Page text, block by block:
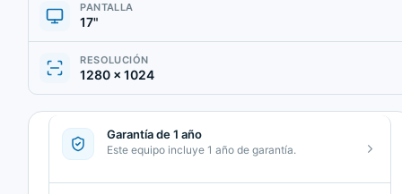
PANTALLA
17"
RESOLUCIÓN
1280 × 1024
Garantía de 1 año
Este equipo incluye 1 año de garantía.